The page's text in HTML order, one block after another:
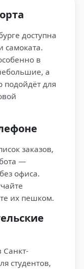
доступна
самоката.
в
а
подойдёт для
заказов,
—
офиса.
их пешком.
Санкт-
студентов,